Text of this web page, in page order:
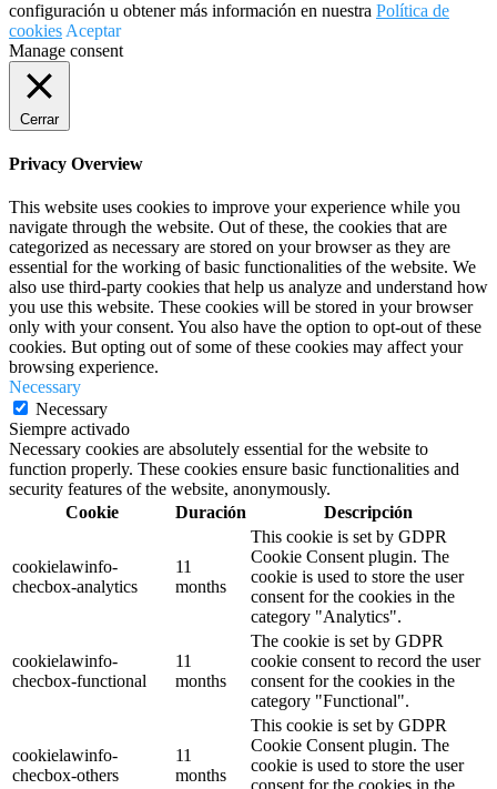
configuración u obtener más información en nuestra Política de
cookies Aceptar
Manage consent
Cerrar
Privacy Overview
This website uses cookies to improve your experience while you
navigate through the website. Out of these, the cookies that are
categorized as necessary are stored on your browser as they are
essential for the working of basic functionalities of the website. We
also use third-party cookies that help us analyze and understand how
you use this website. These cookies will be stored in your browser
only with your consent. You also have the option to opt-out of these
cookies. But opting out of some of these cookies may affect your
browsing experience.
Necessary
Necessary
Siempre activado
Necessary cookies are absolutely essential for the website to
function properly. These cookies ensure basic functionalities and
security features of the website, anonymously.
Cookie
Duración Descripción
cookielawinfo-
checbox-analytics
11
months
This cookie is set by GDPR
Cookie Consent plugin. The
cookie is used to store the user
consent for the cookies in the
category "Analytics".
cookielawinfo-
checbox-functional
11
months
The cookie is set by GDPR
cookie consent to record the user
consent for the cookies in the
category "Functional".
cookielawinfo-
checbox-others
11
months
This cookie is set by GDPR
Cookie Consent plugin. The
cookie is used to store the user